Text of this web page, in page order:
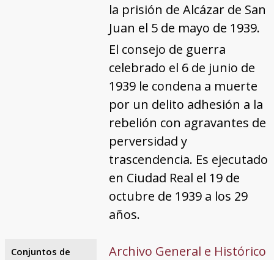
la prisión de Alcázar de San
Juan el 5 de mayo de 1939.
El consejo de guerra
celebrado el 6 de junio de
1939 le condena a muerte
por un delito adhesión a la
rebelión con agravantes de
perversidad y
trascendencia. Es ejecutado
en Ciudad Real el 19 de
octubre de 1939 a los 29
años.
Conjuntos de
Archivo General e Histórico